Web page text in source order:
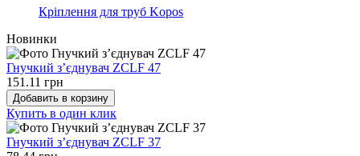
Кріплення для труб Kopos
Новинки
Гнучкий з’єднувач ZCLF 47
151.11 грн
Добавить в корзину
Купить в один клик
Гнучкий з’єднувач ZCLF 37